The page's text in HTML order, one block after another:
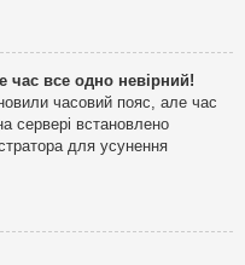
час все одно невірний!
часовий пояс, але час
сервері встановлено
для усунення